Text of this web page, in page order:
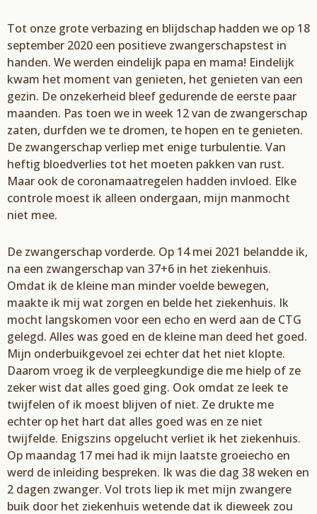
Tot onze grote verbazing en blijdschap hadden we op 18
september 2020 een positieve zwangerschapstest in
handen. We werden eindelijk papa en mama! Eindelijk
kwam het moment van genieten, het genieten van een
gezin. De onzekerheid bleef gedurende de eerste paar
maanden. Pas toen we in week 12 van de zwangerschap
zaten, durfden we te dromen, te hopen en te genieten.
De zwangerschapverliep met enige turbulentie. Van
heftig bloedverlies tot het moeten pakken van rust.
Maar ook de coronamaatregelen hadden invloed. Elke
controle moest ik alleen ondergaan, mijn manmocht
niet mee.
De zwangerschap vorderde. Op 14 mei 2021 belandde ik,
na een zwangerschap van 37+6 in het ziekenhuis.
Omdat ik de kleine man minder voelde bewegen,
maakte ik mij wat zorgen en belde het ziekenhuis. Ik
mocht langskomen voor een echo en werd aan de CTG
gelegd. Alles was goed en de kleine man deed het goed.
Mijn onderbuikgevoel zei echter dat het niet klopte.
Daarom vroeg ik de verpleegkundige die me hielp of ze
zeker wist dat alles goed ging. Ook omdat ze leek te
twijfelen of ik moest blijven of niet. Ze drukte me
echter op het hart dat alles goed was en ze niet
twijfelde. Enigszins opgelucht verliet ik het ziekenhuis.
Op maandag 17 mei had ik mijn laatste groeiecho en
werd de inleiding bespreken. Ik was die dag 38 weken en
2 dagen zwanger. Vol trots liep ik met mijn zwangere
buik door het ziekenhuis wetende dat ik dieweek zou